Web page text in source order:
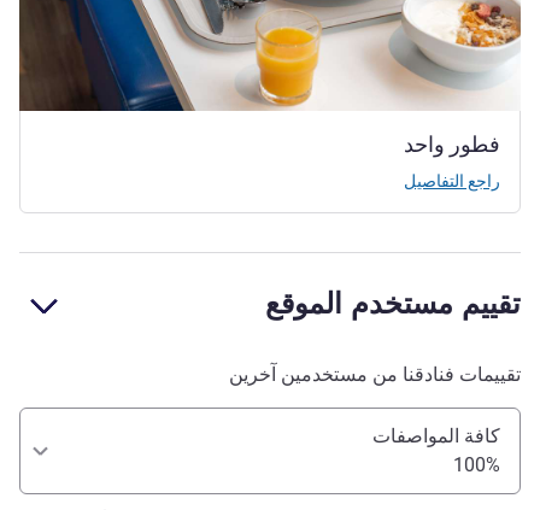
فطور واحد
راجع التفاصيل
تقييم مستخدم الموقع
تقييمات فنادقنا من مستخدمين آخرين
كافة المواصفات
100%